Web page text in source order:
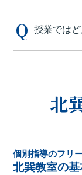
授業では
北
個別指導のフリ
北巽教室の